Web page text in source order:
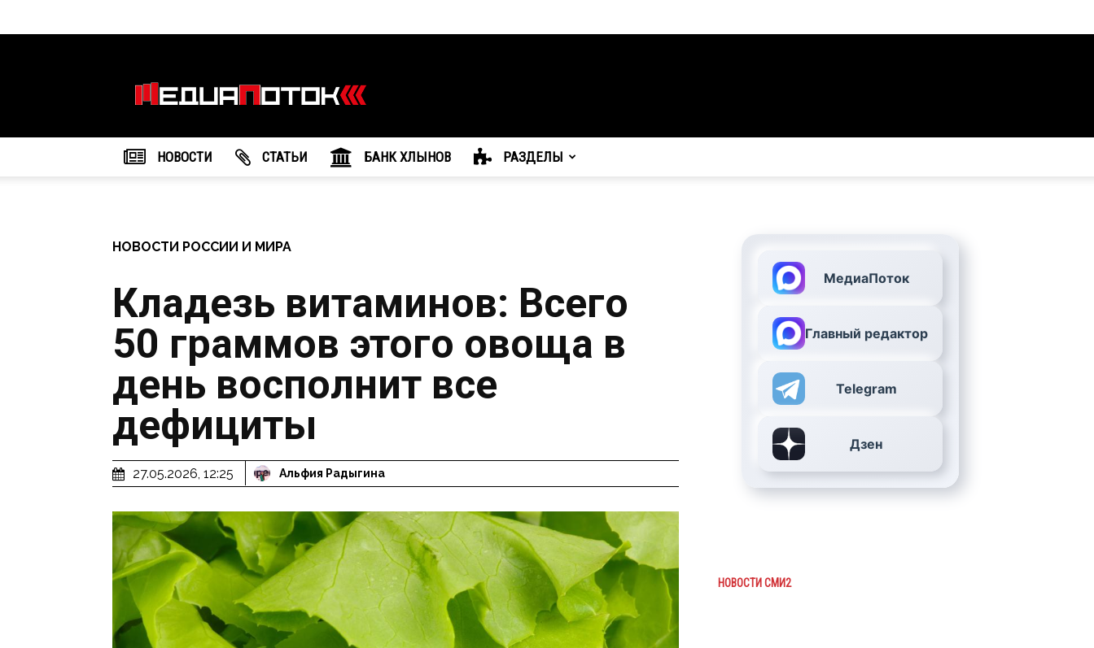
агентство
"МедиаПоток"
НОВОСТИ CТАТЬИ БАНК ХЛЫНОВ РАЗДЕЛЫ
НОВОСТИ РОССИИ И МИРА
Кладезь витаминов: Всего
50 граммов этого овоща в
день восполнит все
дефициты
27.05.2026, 12:25 Альфия Радыгина
МедиаПоток
Главный редактор
Telegram
Дзен
НОВОСТИ СМИ2